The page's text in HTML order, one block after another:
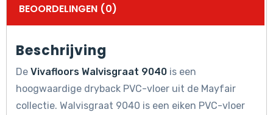
BEOORDELINGEN (0)
Beschrijving
De Vivafloors Walvisgraat 9040 is een
hoogwaardige dryback PVC-vloer uit de Mayfair
collectie. Walvisgraat 9040 is een eiken PVC-vloer